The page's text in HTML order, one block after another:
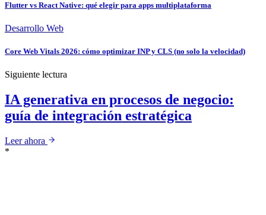
Flutter vs React Native: qué elegir para apps multiplataforma
Desarrollo Web
Core Web Vitals 2026: cómo optimizar INP y CLS (no solo la velocidad)
Siguiente lectura
IA generativa en procesos de negocio:
guía de integración estratégica
Leer ahora
*